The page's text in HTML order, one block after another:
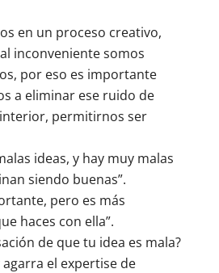
en un proceso creativo,
inconveniente somos
por eso es importante
a eliminar ese ruido de
permitirnos ser
ideas, y hay muy malas
siendo buenas”.
pero es más
haces con ella”.
de que tu idea es mala?
agarra el expertise de